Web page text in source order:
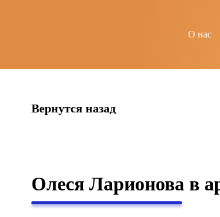
О нас
Вернутся назад
Олеся Ларионова в